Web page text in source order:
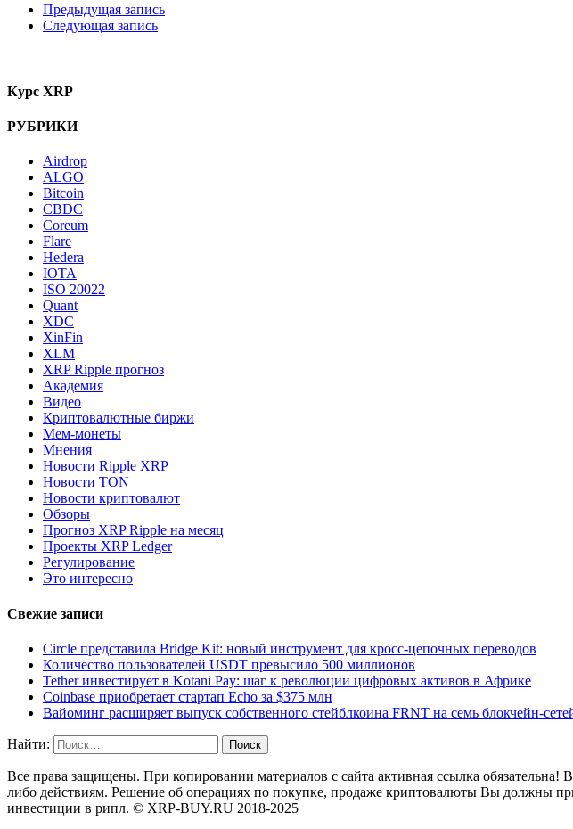
Предыдущая запись
Следующая запись
Курс XRP
РУБРИКИ
Airdrop
ALGO
Bitcoin
CBDC
Coreum
Flare
Hedera
IOTA
ISO 20022
Quant
XDC
XinFin
XLM
XRP Ripple прогноз
Академия
Видео
Криптовалютные биржи
Мем-монеты
Мнения
Новости Ripple XRP
Новости TON
Новости криптовалют
Обзоры
Прогноз XRP Ripple на месяц
Проекты XRP Ledger
Регулирование
Это интересно
Свежие записи
Circle представила Bridge Kit: новый инструмент для кросс-цепочных переводов
Количество пользователей USDT превысило 500 миллионов
Tether инвестирует в Kotani Pay: шаг к революции цифровых активов в Африке
Coinbase приобретает стартап Echo за $375 млн
Вайоминг расширяет выпуск собственного стейблкоина FRNT на семь блокчейн-
Найти:
Все права защищены. При копировании материалов с сайта активная ссылка
либо действиям. Решение об операциях по покупке, продаже криптовалюты Вы должны
инвестиции в рипл. © XRP-BUY.RU 2018-2025